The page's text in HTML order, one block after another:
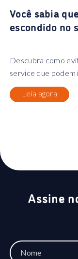
Você sabia
escondido no
Descubra como
service que podem
Leia agora
Assine